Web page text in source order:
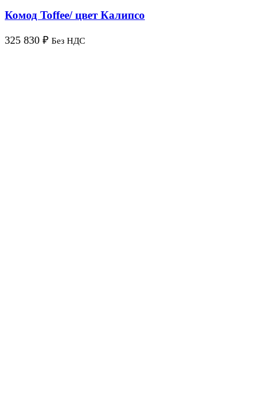
Комод Toffee/ цвет Калипсо
325 830 ₽ Без НДС